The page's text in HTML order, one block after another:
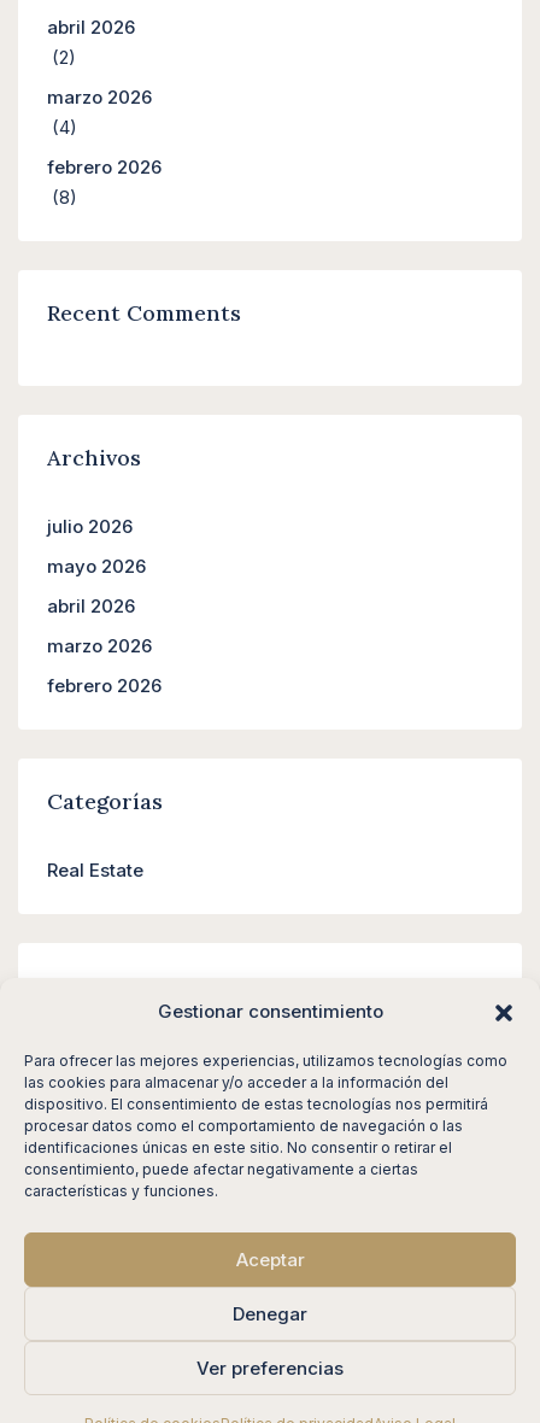
Gestionar consentimiento
Para ofrecer las mejores experiencias, utilizamos tecnologías como
las cookies para almacenar y/o acceder a la información del
dispositivo. El consentimiento de estas tecnologías nos permitirá
procesar datos como el comportamiento de navegación o las
identificaciones únicas en este sitio. No consentir o retirar el
consentimiento, puede afectar negativamente a ciertas
características y funciones.
Aceptar
Denegar
Ver preferencias
abril 2026
(2)
marzo 2026
(4)
febrero 2026
(8)
Recent Comments
Archivos
julio 2026
mayo 2026
abril 2026
marzo 2026
febrero 2026
Categorías
Real Estate
Acceder
Feed de entradas
Feed de comentarios
WordPress.org
© DRD Properties - All rights reserved